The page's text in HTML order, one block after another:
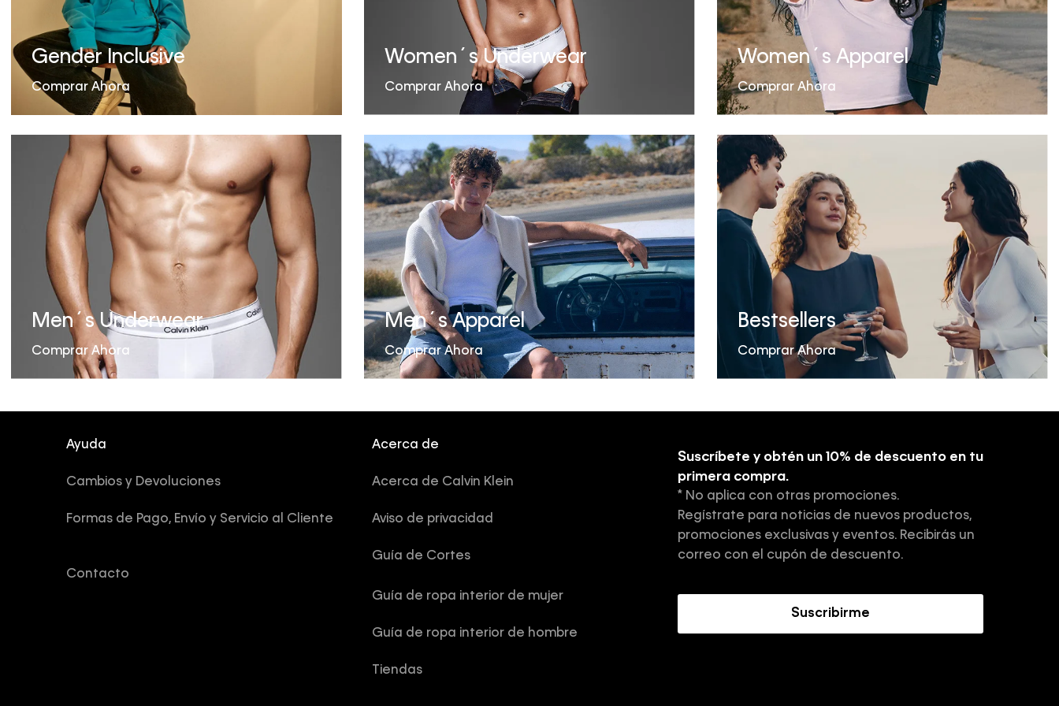
Gender Inclusive
Comprar Ahora
Women´s Underwear
Comprar Ahora
Women´s Apparel
Comprar Ahora
Men´s Underwear
Comprar Ahora
Men´s Apparel
Comprar Ahora
Bestsellers
Comprar Ahora
Ayuda
Cambios y Devoluciones
Formas de Pago, Envío y Servicio al Cliente
Contacto
Acerca de
Acerca de Calvin Klein
Aviso de privacidad
Guía de Cortes
Guía de ropa interior de mujer
Guía de ropa interior de hombre
Tiendas
Suscríbete y obtén un 10% de descuento en tu
primera compra.
* No aplica con otras promociones.
Regístrate para noticias de nuevos productos,
promociones exclusivas y eventos. Recibirás un
correo con el cupón de descuento.
Suscribirme